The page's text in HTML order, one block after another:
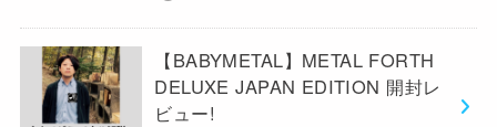
【BABYMETAL】METAL FORTH
DELUXE JAPAN EDITION 開封レ
ビュー!